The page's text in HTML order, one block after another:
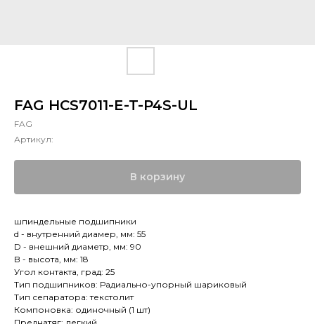
FAG HCS7011-E-T-P4S-UL
FAG
Артикул:
В корзину
шпиндельные подшипники
d - внутренний диамер, мм: 55
D - внешний диаметр, мм: 90
B - высота, мм: 18
Угол контакта, град: 25
Тип подшипников: Радиально-упорный шариковый
Тип сепаратора: текстолит
Компоновка: одиночный (1 шт)